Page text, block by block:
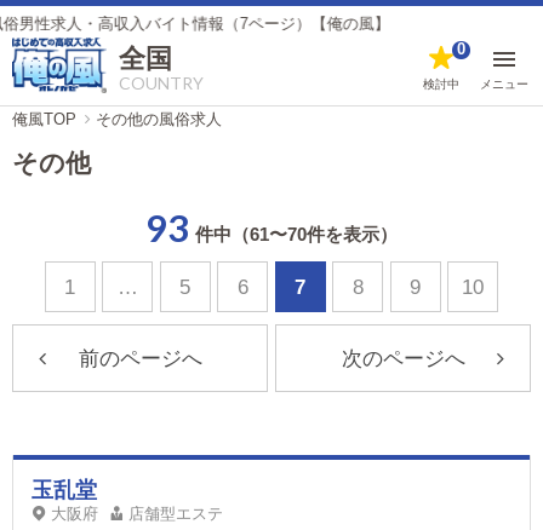
人・高収入バイト情報（7ページ）【俺の風】
全国
COUNTRY 検討中
0
メニュー
俺風TOP その他の風俗求人
その他
93 件中（61〜70件を表示）
1 … 5 6 7 8 9 10
前のページへ 次のページへ
玉乱堂
大阪府 店舗型エステ